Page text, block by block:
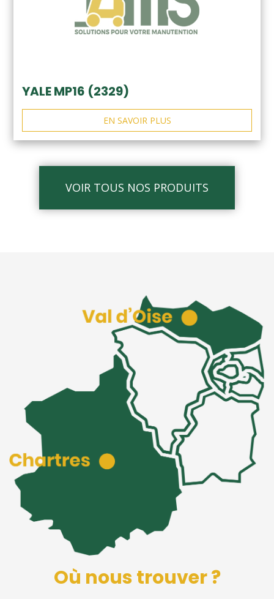
YALE MP16 (2329)
EN SAVOIR PLUS
VOIR TOUS NOS PRODUITS
Où nous trouver ?